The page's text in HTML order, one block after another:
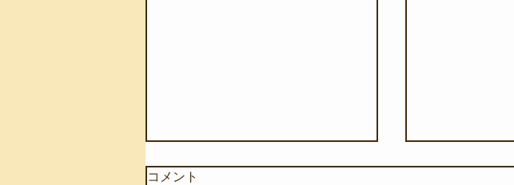
コメント